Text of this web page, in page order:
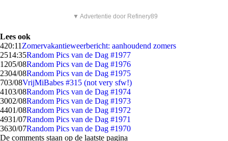
▼ Advertentie door Refinery89
Lees ook
420:11 Zomervakantieweerbericht: aanhoudend zomers
2514:35Random Pics van de Dag #1977
1205/08Random Pics van de Dag #1976
2304/08Random Pics van de Dag #1975
703/08VrijMiBabes #315 (not very sfw!)
4103/08Random Pics van de Dag #1974
3002/08Random Pics van de Dag #1973
4401/08Random Pics van de Dag #1972
4931/07Random Pics van de Dag #1971
3630/07Random Pics van de Dag #1970
De comments staan op de laatste pagina